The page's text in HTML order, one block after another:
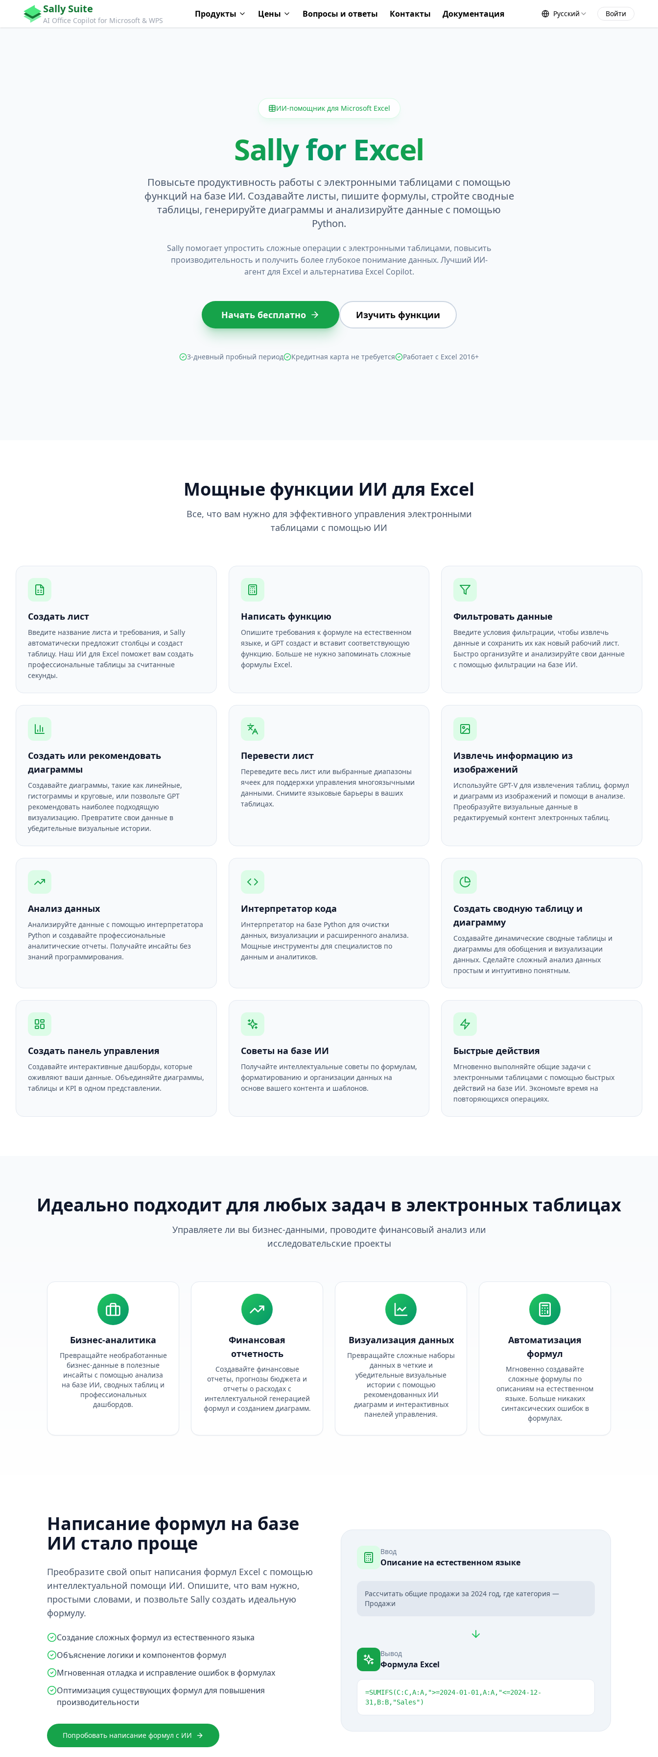
Sally Suite
AI Office Copilot for Microsoft & WPS
Продукты Цены Вопросы и ответы Контакты Документация Русский Войти
ИИ-помощник для Microsoft Excel
Sally for Excel
Повысьте продуктивность работы с электронными таблицами с помощью
функций на базе ИИ. Создавайте листы, пишите формулы, стройте сводные
таблицы, генерируйте диаграммы и анализируйте данные с помощью
Python.
Sally помогает упростить сложные операции с электронными таблицами, повысить
производительность и получить более глубокое понимание данных. Лучший ИИ-
агент для Excel и альтернатива Excel Copilot.
Начать бесплатно Изучить функции
3-дневный пробный период Кредитная карта не требуется Работает с Excel 2016+
Мощные функции ИИ для Excel
Все, что вам нужно для эффективного управления электронными
таблицами с помощью ИИ
Создать лист
Введите название листа и требования, и Sally
автоматически предложит столбцы и создаст
таблицу. Наш ИИ для Excel поможет вам создать
профессиональные таблицы за считанные
секунды.
Написать функцию
Опишите требования к формуле на естественном
языке, и GPT создаст и вставит соответствующую
функцию. Больше не нужно запоминать сложные
формулы Excel.
Фильтровать данные
Введите условия фильтрации, чтобы извлечь
данные и сохранить их как новый рабочий лист.
Быстро организуйте и анализируйте свои данные
с помощью фильтрации на базе ИИ.
Создать или рекомендовать
диаграммы
Создавайте диаграммы, такие как линейные,
гистограммы и круговые, или позвольте GPT
рекомендовать наиболее подходящую
визуализацию. Превратите свои данные в
убедительные визуальные истории.
Перевести лист
Переведите весь лист или выбранные диапазоны
ячеек для поддержки управления многоязычными
данными. Снимите языковые барьеры в ваших
таблицах.
Извлечь информацию из
изображений
Используйте GPT-V для извлечения таблиц, формул
и диаграмм из изображений и помощи в анализе.
Преобразуйте визуальные данные в
редактируемый контент электронных таблиц.
Анализ данных
Анализируйте данные с помощью интерпретатора
Python и создавайте профессиональные
аналитические отчеты. Получайте инсайты без
знаний программирования.
Интерпретатор кода
Интерпретатор на базе Python для очистки
данных, визуализации и расширенного анализа.
Мощные инструменты для специалистов по
данным и аналитиков.
Создать сводную таблицу и
диаграмму
Создавайте динамические сводные таблицы и
диаграммы для обобщения и визуализации
данных. Сделайте сложный анализ данных
простым и интуитивно понятным.
Создать панель управления
Создавайте интерактивные дашборды, которые
оживляют ваши данные. Объединяйте диаграммы,
таблицы и KPI в одном представлении.
Советы на базе ИИ
Получайте интеллектуальные советы по формулам,
форматированию и организации данных на
основе вашего контента и шаблонов.
Быстрые действия
Мгновенно выполняйте общие задачи с
электронными таблицами с помощью быстрых
действий на базе ИИ. Экономьте время на
повторяющихся операциях.
Идеально подходит для любых задач в электронных таблицах
Управляете ли вы бизнес-данными, проводите финансовый анализ или
исследовательские проекты
Бизнес-аналитика
Превращайте необработанные
бизнес-данные в полезные
инсайты с помощью анализа
на базе ИИ, сводных таблиц и
профессиональных
дашбордов.
Финансовая
отчетность
Создавайте финансовые
отчеты, прогнозы бюджета и
отчеты о расходах с
интеллектуальной генерацией
формул и созданием диаграмм.
Визуализация данных
Превращайте сложные наборы
данных в четкие и
убедительные визуальные
истории с помощью
рекомендованных ИИ
диаграмм и интерактивных
панелей управления.
Автоматизация
формул
Мгновенно создавайте
сложные формулы по
описаниям на естественном
языке. Больше никаких
синтаксических ошибок в
формулах.
Написание формул на базе
ИИ стало проще
Преобразите свой опыт написания формул Excel с помощью
интеллектуальной помощи ИИ. Опишите, что вам нужно,
простыми словами, и позвольте Sally создать идеальную
формулу.
Создание сложных формул из естественного языка
Объяснение логики и компонентов формул
Мгновенная отладка и исправление ошибок в формулах
Оптимизация существующих формул для повышения
производительности
Попробовать написание формул с ИИ
Ввод
Описание на естественном языке
Рассчитать общие продажи за 2024 год, где категория —
Продажи
Вывод
Формула Excel
=SUMIFS(C:C,A:A, ">=2024-01-01,A:A, "<=2024-12-
31,B:B, "Sales")